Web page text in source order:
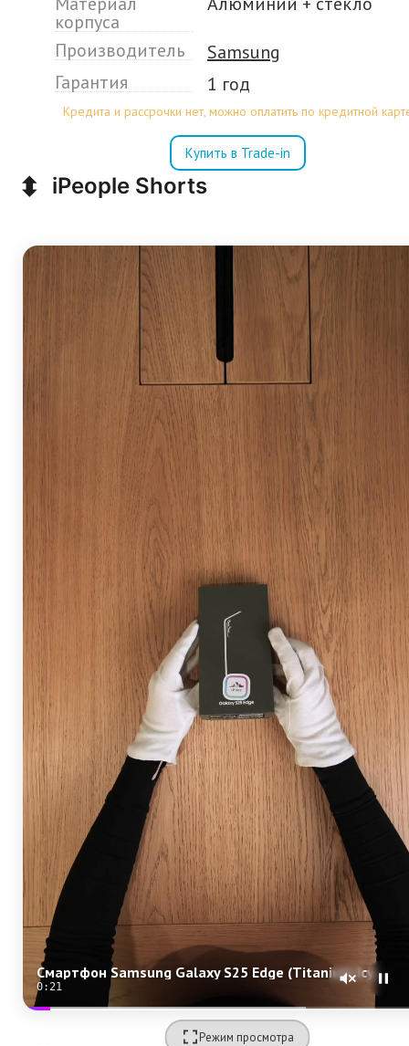
корпуса
Производитель
Samsung
Гарантия
1 год
Кредита и рассрочки нет, можно оплатить по кредитной
Купить в Trade-in
⬍ iPeople Shorts
Смартфон Samsung Galaxy S25 Edge (Titanium Icyblue) SM-S937 (Dual Nano-sim + eSim)
0:19
Режим просмотра